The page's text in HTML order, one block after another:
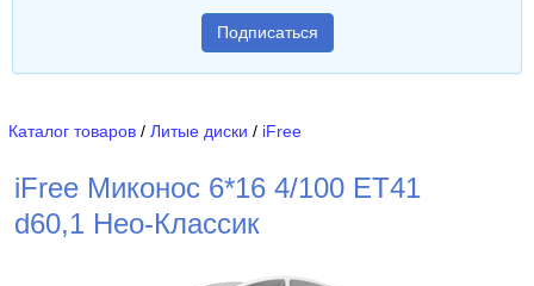
Подписаться
Каталог товаров / Литые диски / iFree
iFree Миконос 6*16 4/100 ET41
d60,1 Нео-Классик